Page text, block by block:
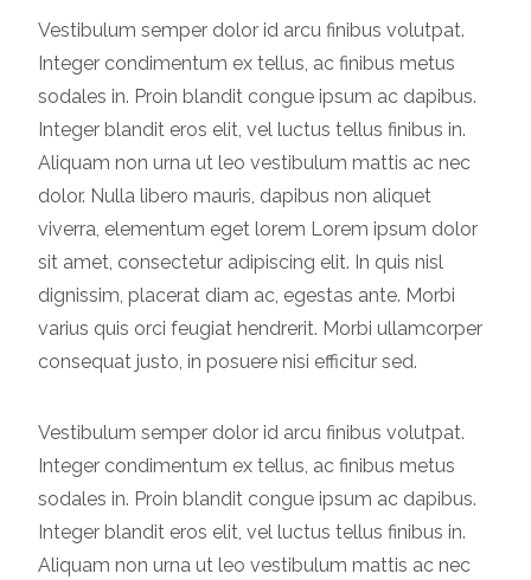
Vestibulum semper dolor id arcu finibus volutpat.
Integer condimentum ex tellus, ac finibus metus
sodales in. Proin blandit congue ipsum ac dapibus.
Integer blandit eros elit, vel luctus tellus finibus in.
Aliquam non urna ut leo vestibulum mattis ac nec
dolor. Nulla libero mauris, dapibus non aliquet
viverra, elementum eget lorem Lorem ipsum dolor
sit amet, consectetur adipiscing elit. In quis nisl
dignissim, placerat diam ac, egestas ante. Morbi
varius quis orci feugiat hendrerit. Morbi ullamcorper
consequat justo, in posuere nisi efficitur sed.
Vestibulum semper dolor id arcu finibus volutpat.
Integer condimentum ex tellus, ac finibus metus
sodales in. Proin blandit congue ipsum ac dapibus.
Integer blandit eros elit, vel luctus tellus finibus in.
Aliquam non urna ut leo vestibulum mattis ac nec